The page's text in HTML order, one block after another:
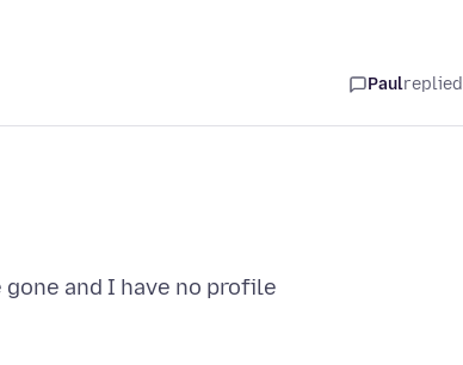
Paulreplied
and I have no profile